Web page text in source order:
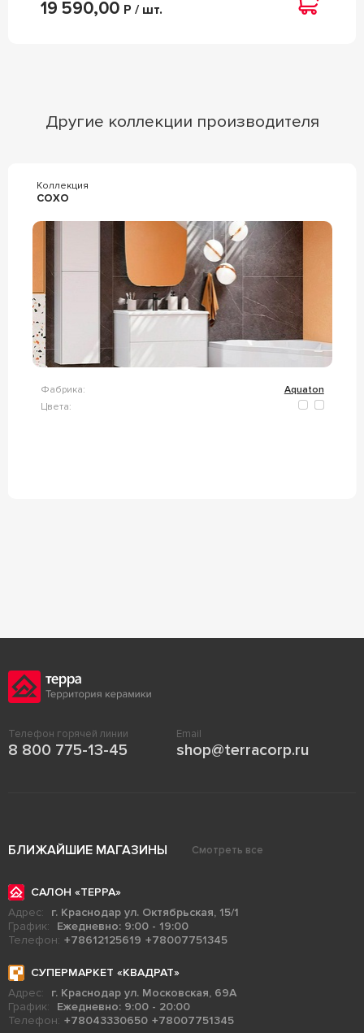
19 590,00 Р / шт.
Другие коллекции производителя
Коллекция
СОХО
Фабрика:
Aquaton
Цвета:
Телефон горячей линии
8 800 775-13-45
Email
shop@terracorp.ru
БЛИЖАЙШИЕ МАГАЗИНЫ Смотреть все
САЛОН «ТЕРРА»
Адрес:
г. Краснодар ул. Октябрьская, 15/1
График:
Ежедневно: 9:00 - 19:00
Телефон: +78612125619 +78007751345
СУПЕРМАРКЕТ «КВАДРАТ»
Адрес:
г. Краснодар ул. Московская, 69А
График:
Ежедневно: 9:00 - 20:00
Телефон: +78043330650 +78007751345